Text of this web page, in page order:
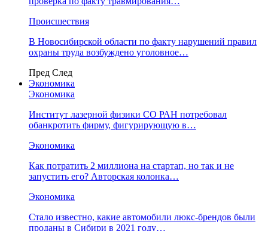
Происшествия
В Новосибирской области по факту нарушений правил
охраны труда возбуждено уголовное…
Пред След
Экономика
Экономика
Институт лазерной физики СО РАН потребовал
обанкротить фирму, фигурирующую в…
Экономика
Как потратить 2 миллиона на стартап, но так и не
запустить его? Авторская колонка…
Экономика
Стало известно, какие автомобили люкс-брендов были
проданы в Сибири в 2021 году…